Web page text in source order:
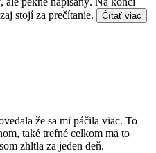
stojí za prečítanie.
Čítať viac
že sa mi páčila viac. To
také trefné celkom ma to
zhltla za jeden deň.